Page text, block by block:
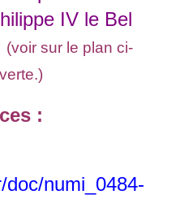
IV le Bel
(voir sur le plan ci-
:
numi_0484-